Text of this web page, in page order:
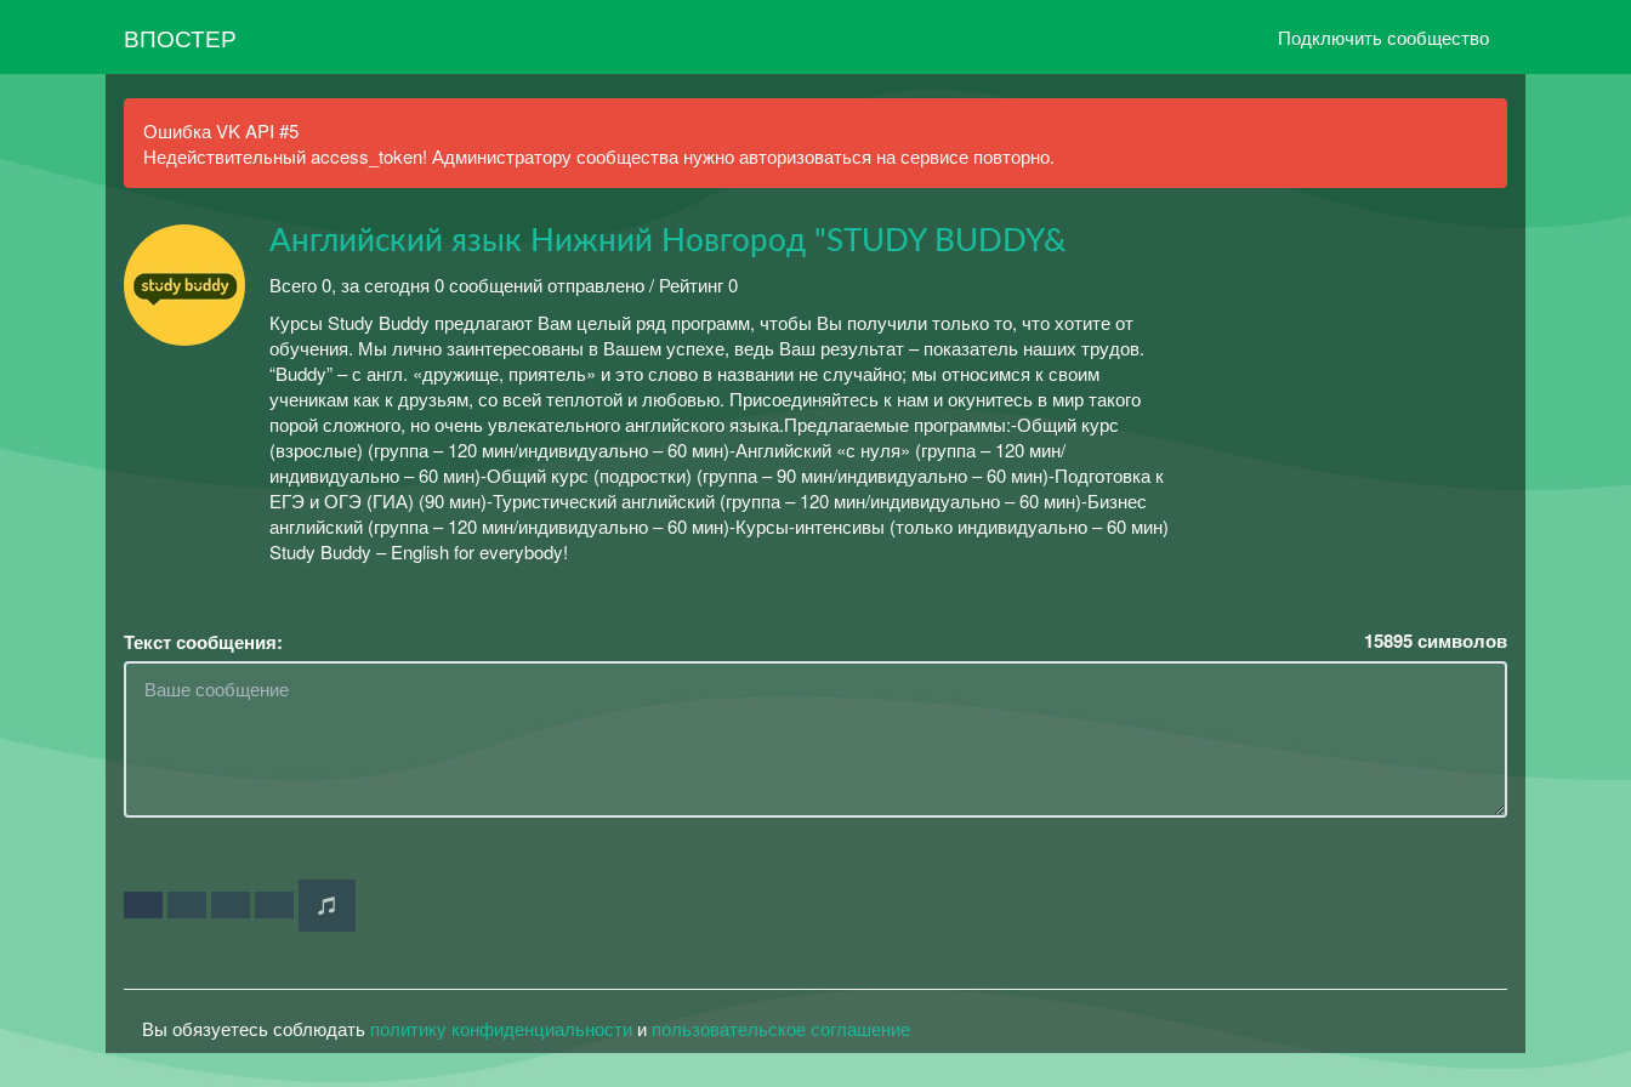
ВПОСТЕР Подключить сообщество
Ошибка VK API #5
Недействительный access_token! Администратору сообщества нужно авторизоваться на сервисе повторно.
Английский язык Нижний Новгород "STUDY BUDDY&
Всего 0, за сегодня 0 сообщений отправлено / Рейтинг 0
Курсы Study Buddy предлагают Вам целый ряд программ, чтобы Вы получили только то, что хотите от
обучения. Мы лично заинтересованы в Вашем успехе, ведь Ваш результат – показатель наших трудов.
“Buddy” – с англ. «дружище, приятель» и это слово в названии не случайно; мы относимся к своим
ученикам как к друзьям, со всей теплотой и любовью. Присоединяйтесь к нам и окунитесь в мир такого
порой сложного, но очень увлекательного английского языка.Предлагаемые программы:-Общий курс
(взрослые) (группа – 120 мин/индивидуально – 60 мин)-Английский «с нуля» (группа – 120 мин/
индивидуально – 60 мин)-Общий курс (подростки) (группа – 90 мин/индивидуально – 60 мин)-Подготовка к
ЕГЭ и ОГЭ (ГИА) (90 мин)-Туристический английский (группа – 120 мин/индивидуально – 60 мин)-Бизнес
английский (группа – 120 мин/индивидуально – 60 мин)-Курсы-интенсивы (только индивидуально – 60 мин)
Study Buddy – English for everybody!
Текст сообщения: 15895символов
Вы обязуетесь соблюдать политику конфиденциальности и пользовательское соглашение